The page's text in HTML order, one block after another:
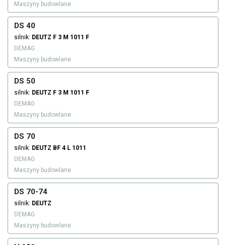
Maszyny budowlane
DS 40
silnik: DEUTZ F 3 M 1011 F
DEMAG
Maszyny budowlane
DS 50
silnik: DEUTZ F 3 M 1011 F
DEMAG
Maszyny budowlane
DS 70
silnik: DEUTZ BF 4 L 1011
DEMAG
Maszyny budowlane
DS 70-74
silnik: DEUTZ
DEMAG
Maszyny budowlane